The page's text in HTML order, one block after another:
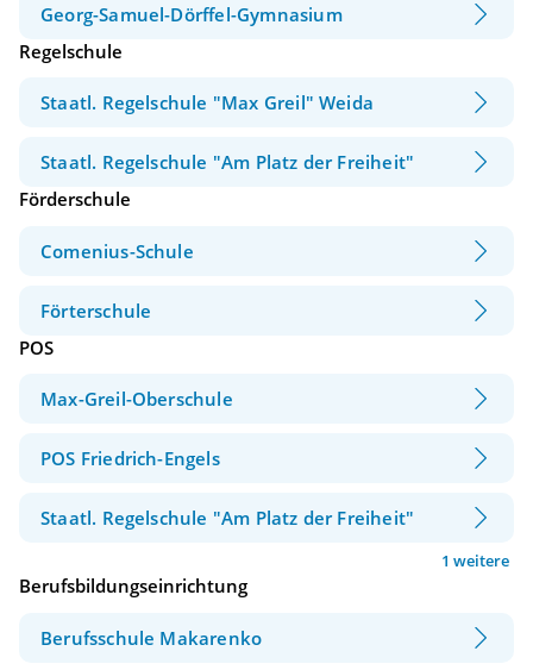
Georg-Samuel-Dörffel-Gymnasium
Regelschule
Staatl. Regelschule "Max Greil" Weida
Staatl. Regelschule "Am Platz der Freiheit"
Förderschule
Comenius-Schule
Förterschule
POS
Max-Greil-Oberschule
POS Friedrich-Engels
Staatl. Regelschule "Am Platz der Freiheit"
1 weitere
Berufsbildungseinrichtung
Berufsschule Makarenko